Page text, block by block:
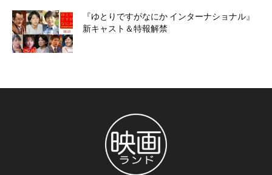
『ゆとりですがなにか インターナショナル』
新キャスト＆特報解禁